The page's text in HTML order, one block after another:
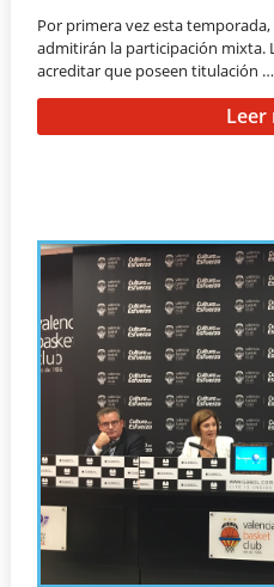
Por primera vez esta
admitirán la participación mixta.
acreditar que poseen titulación …
Leer